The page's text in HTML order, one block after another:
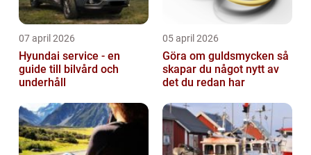
07 april 2026
Hyundai service - en
guide till bilvård och
underhåll
05 april 2026
Göra om guldsmycken så
skapar du något nytt av
det du redan har